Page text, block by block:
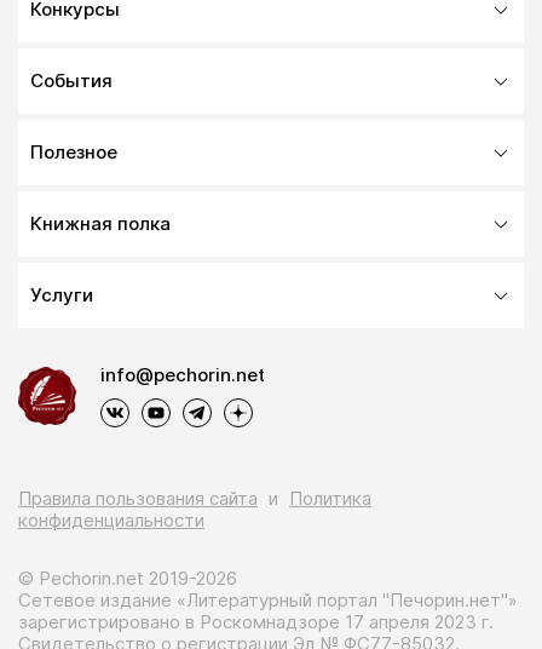
Конкурсы
События
Полезное
Книжная полка
Услуги
info@pechorin.net
© Pechorin.net 2019-2026
Сетевое издание «Литературный портал "Печорин.нет"»
зарегистрировано в Роскомнадзоре 17 апреля 2023 г.
Свидетельство о регистрации Эл № ФС77-85032.
Правила пользования сайта и
Политика
конфиденциальности